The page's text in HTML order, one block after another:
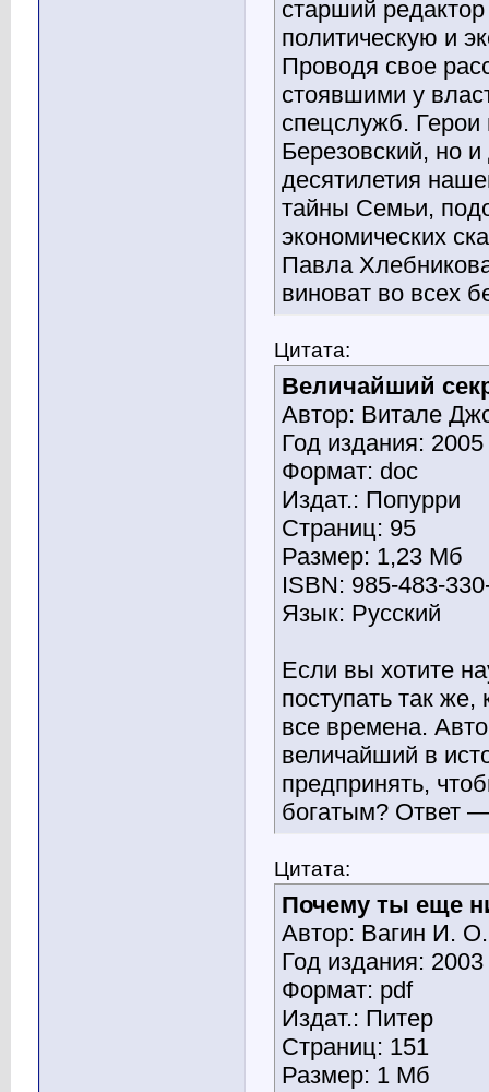
старший
политическую и
Проводя свое
стоявшими у
спецслужб. Герои
Березовский, но
десятилетия
тайны Семьи,
экономических
Павла
виноват во всех
Цитата:
Величайший
Автор: Витале
Год издания: 2005
Формат: doc
Издат.: Попурри
Страниц: 95
Размер: 1,23 Мб
ISBN: 985-483-
Язык: Русский
Если вы хотите
поступать так
все времена.
величайший в
предпринять,
богатым? Ответ —
Цитата:
Почему ты еще
Автор: Вагин И. О.
Год издания: 2003
Формат: pdf
Издат.: Питер
Страниц: 151
Размер: 1 Мб